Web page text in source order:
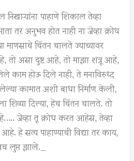
पाहाणे शिकाल तेव्हा
तर अनुभव होत नाही ना जेव्हा क्रोध
माणसाचे चिंतन चालते ज्याच्यावर
असा दुष्ट आहे, तो माझा शत्रू आहे,
काम होऊ दिले नाही, ते मनाविरुध्द
कामात अशी बाधा निर्माण केली,
दिल्या, हेच चिंतन चालते. तो
जेव्हा तू क्रोध करत आहेस, तेव्हा
हे सत्य पाहाण्याची विद्या तर काय,
लुप्त झाले._